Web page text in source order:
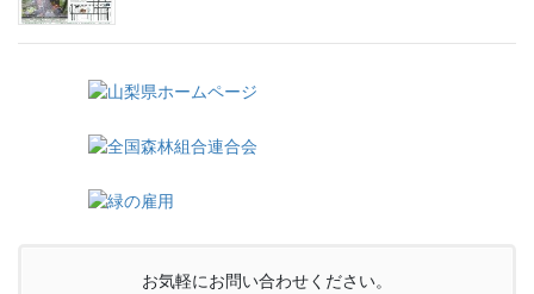
お気軽にお問い合わせください。